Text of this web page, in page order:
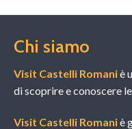
Chi siamo
Visit Castelli Romaniè
di scoprire e conoscere
Visit Castelli Romaniè